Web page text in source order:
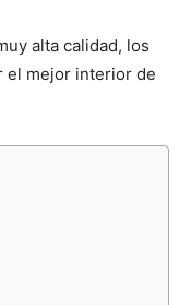
alta calidad, los
el mejor interior de